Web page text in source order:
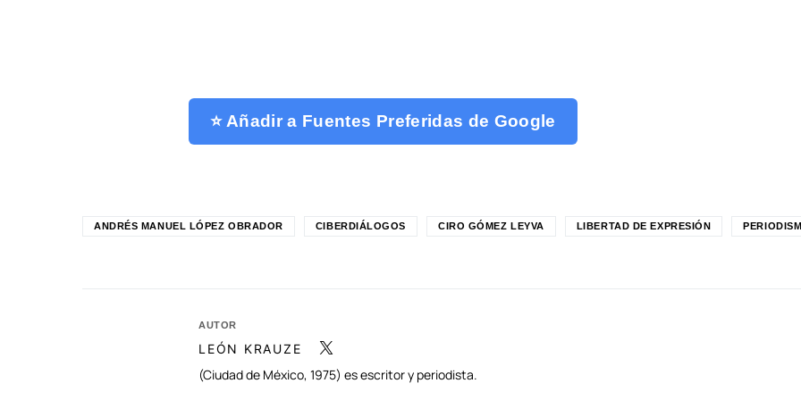
⭐ Añadir a Fuentes Preferidas de Google
ANDRÉS MANUEL LÓPEZ OBRADOR CIBERDIÁLOGOS CIRO GÓMEZ LEYVA LIBERTAD DE EXPRESIÓN
AUTOR
LEÓN KRAUZE
(Ciudad de México, 1975) es escritor y periodista.